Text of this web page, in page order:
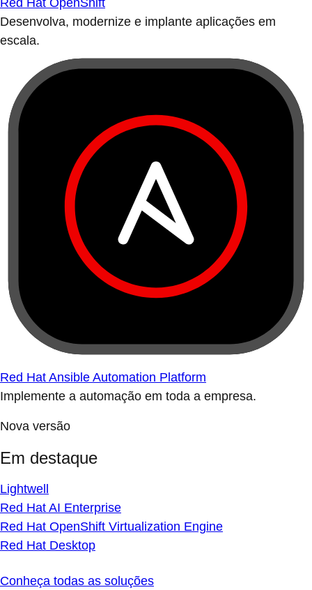
Red Hat OpenShift
Desenvolva, modernize e implante aplicações em
escala.
Red Hat Ansible Automation Platform
Implemente a automação em toda a empresa.
Nova versão
Em destaque
Lightwell
Red Hat AI Enterprise
Red Hat OpenShift Virtualization Engine
Red Hat Desktop
Conheça todas as soluções